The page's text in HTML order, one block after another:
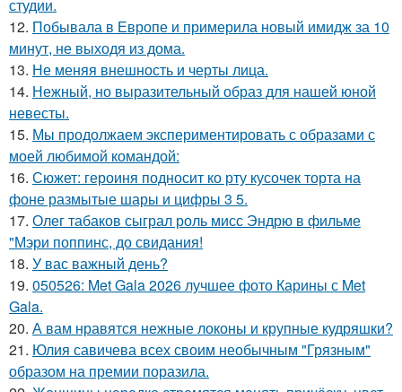
студии.
12. Побывала в Европе и примерила новый имидж за 10
минут, не выходя из дома.
13. Не меняя внешность и черты лица.
14. Нежный, но выразительный образ для нашей юной
невесты.
15. Мы продолжаем экспериментировать с образами с
моей любимой командой:
16. Сюжет: героиня подносит ко рту кусочек торта на
фоне размытые шары и цифры 3 5.
17. Олег табаков сыграл роль мисс Эндрю в фильме
"Мэри поппинс, до свидания!
18. У вас важный день?
19. 050526: Met Gala 2026 лучшее фото Карины с Met
Gala.
20. А вам нравятся нежные локоны и крупные кудряшки?
21. Юлия савичева всех своим необычным "Грязным"
образом на премии поразила.